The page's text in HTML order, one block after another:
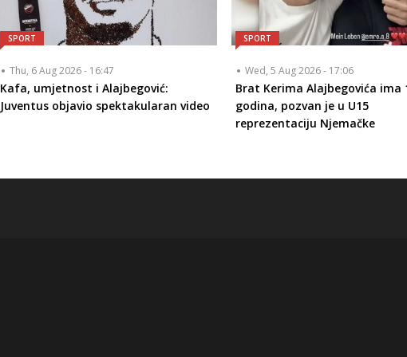
SPORT
Thu, 6 Aug 2026 - 16:47
Kafa, umjetnost i Alajbegović:
Juventus objavio spektakularan video
SPORT
Wed, 5 Aug 2026 - 17:06
Brat Kerima Alajbegovića ima
godina, pozvan je u U15
reprezentaciju Njemačke